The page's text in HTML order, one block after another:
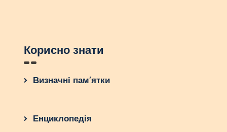
Корисно знати
Визначні пам’ятки
Енциклопедія